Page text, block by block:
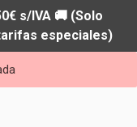
s/IVA 🚚 (Solo
especiales)